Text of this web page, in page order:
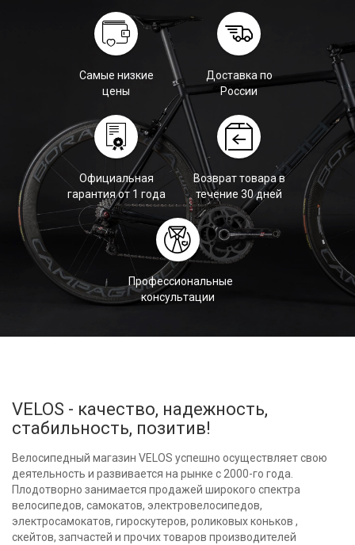
Самые низкие
цены
Доставка по
России
Официальная
гарантия от 1 года
Возврат товара в
течение 30 дней
Профессиональные
консультации
VELOS - качество, надежность,
стабильность, позитив!
Велосипедный магазин VELOS успешно осуществляет свою
деятельность и развивается на рынке с 2000-го года.
Плодотворно занимается продажей широкого спектра
велосипедов, самокатов, электровелосипедов,
электросамокатов, гироскутеров, роликовых коньков ,
скейтов, запчастей и прочих товаров производителей